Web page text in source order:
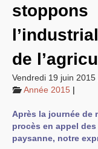
EXPRESSIONS SUD-
Année 2026
Année 2025
Année 2023
Motions
congrès 2023 à
Année 2022
Année 2021
Année 2019
Année 2018
Année 2016
stoppons
de
Vendredi 19 juin 2015
Année 2015 |
Après la journée de
procès en appel
paysanne, notre